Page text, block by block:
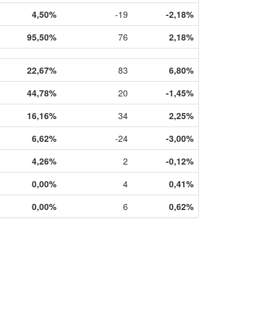
4,50% -19
-2,18%
95,50% 76 2,18%
22,67% 83
6,80%
44,78% 20
-1,45%
16,16% 34
2,25%
6,62% -24
-3,00%
4,26% 2
-0,12%
0,00% 4
0,41%
0,00% 6 0,62%